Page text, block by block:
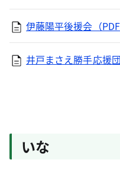
伊藤陽平後援会（
井戸まさえ勝手応援
いな